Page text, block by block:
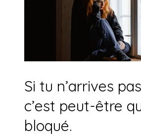
Si tu n’arrives
c’est peut-être
bloqué.